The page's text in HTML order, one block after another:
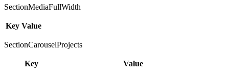
SectionMediaFullWidth
Key Value
SectionCarouselProjects
Key Value